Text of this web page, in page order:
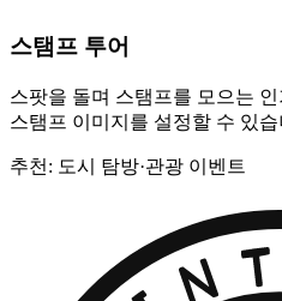
스탬프 투어
스팟을 돌며 스탬프를 모으는
스탬프 이미지를 설정할 수 있습
추천: 도시 탐방·관광 이벤트